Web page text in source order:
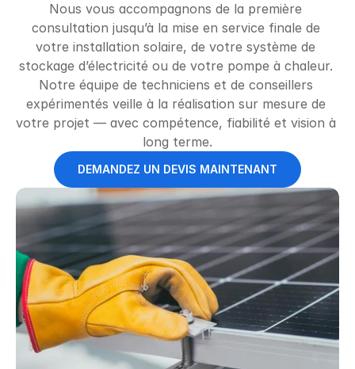
Nous vous accompagnons de la première
consultation jusqu’à la mise en service finale de
votre installation solaire, de votre système de
stockage d’électricité ou de votre pompe à chaleur.
Notre équipe de techniciens et de conseillers
expérimentés veille à la réalisation sur mesure de
votre projet — avec compétence, fiabilité et vision à
long terme.
DEMANDEZ UN DEVIS MAINTENANT